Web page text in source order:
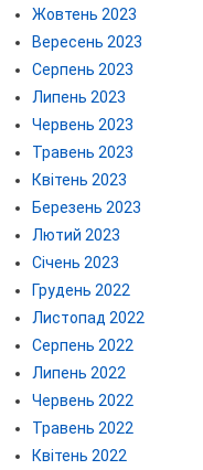
Жовтень 2023
Вересень 2023
Серпень 2023
Липень 2023
Червень 2023
Травень 2023
Квітень 2023
Березень 2023
Лютий 2023
Січень 2023
Грудень 2022
Листопад 2022
Серпень 2022
Липень 2022
Червень 2022
Травень 2022
Квітень 2022